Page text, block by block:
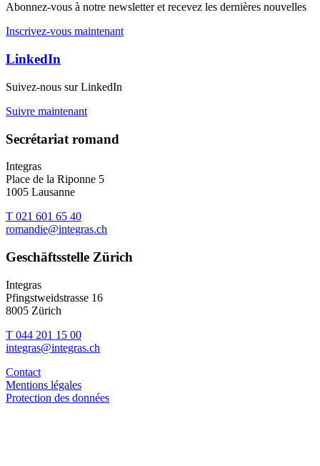
Abonnez-vous à notre newsletter et recevez les dernières nouvelles
Inscrivez-vous maintenant
LinkedIn
Suivez-nous sur LinkedIn
Suivre maintenant
Secrétariat romand
Integras
Place de la Riponne 5
1005 Lausanne
T 021 601 65 40
romandie@integras.ch
Geschäftsstelle Zürich
Integras
Pfingstweidstrasse 16
8005 Zürich
T 044 201 15 00
integras@integras.ch
Contact
Mentions légales
Protection des données